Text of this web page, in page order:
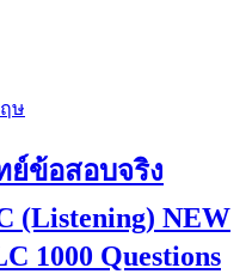
ษ
ย์ข้อสอบจริง
(Listening) NEW
1000 Questions